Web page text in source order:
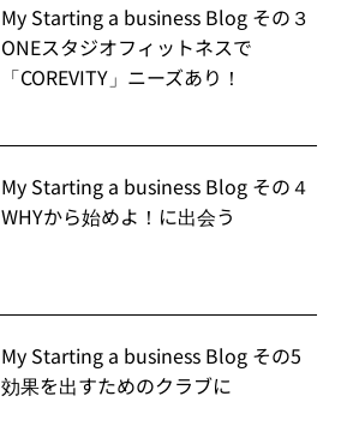
My Starting a business Blog その３
ONEスタジオフィットネスで
「COREVITY」ニーズあり！
My Starting a business Blog その４
WHYから始めよ！に出会う
My Starting a business Blog その5
効果を出すためのクラブに